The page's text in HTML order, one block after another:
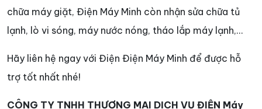
chữa máy giặt, Điện Máy Minh còn nhận sửa chữa tủ
lạnh, lò vi sóng, máy nước nóng, tháo lắp máy lạnh,...
Hãy liên hệ ngay với Điện Điện Máy Minh để được hỗ
trợ tốt nhất nhé!
CÔNG TY TNHH THƯƠNG MẠI DỊCH VỤ ĐIỆN Máy